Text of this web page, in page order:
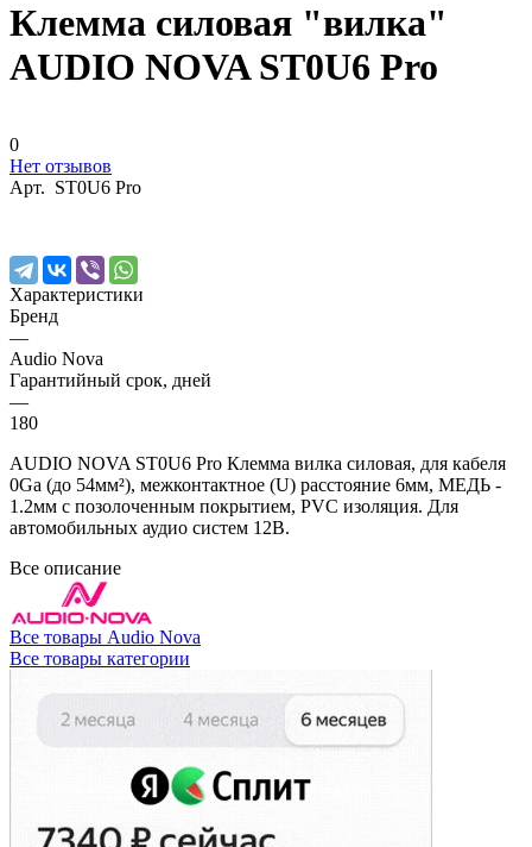
Клемма силовая "вилка"
AUDIO NOVA ST0U6 Pro
0
Нет отзывов
Арт. ST0U6 Pro
Характеристики
Бренд
—
Audio Nova
Гарантийный срок, дней
—
180
AUDIO NOVA ST0U6 Pro Клемма вилка силовая, для кабеля
0Ga (до 54мм²), межконтактное (U) расстояние 6мм, МЕДЬ -
1.2мм с позолоченным покрытием, PVC изоляция. Для
автомобильных аудио систем 12В.
Все описание
Все товары Audio Nova
Все товары категории